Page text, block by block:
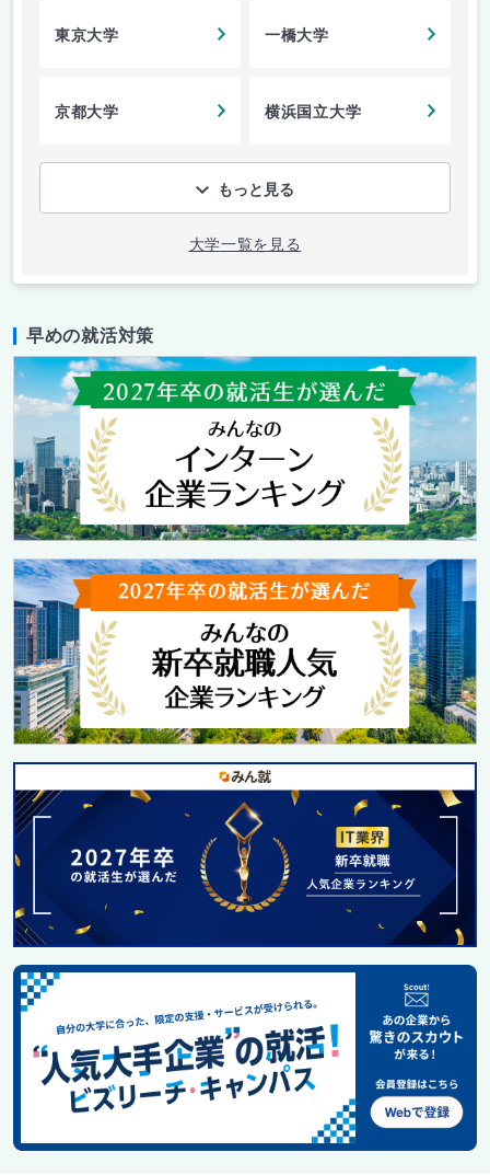
東京大学 一橋大学
京都大学 横浜国立大学
もっと見る
大学一覧を見る
早めの就活対策